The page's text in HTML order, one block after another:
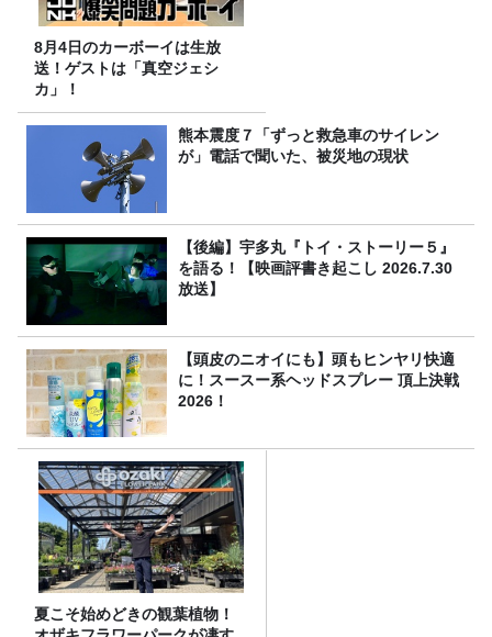
8月4日のカーボーイは生放
送！ゲストは「真空ジェシ
カ」！
熊本震度７「ずっと救急車のサイレン
が」電話で聞いた、被災地の現状
【後編】宇多丸『トイ・ストーリー５』
を語る！【映画評書き起こし 2026.7.30
放送】
【頭皮のニオイにも】頭もヒンヤリ快適
に！スースー系ヘッドスプレー 頂上決戦
2026！
夏こそ始めどきの観葉植物！